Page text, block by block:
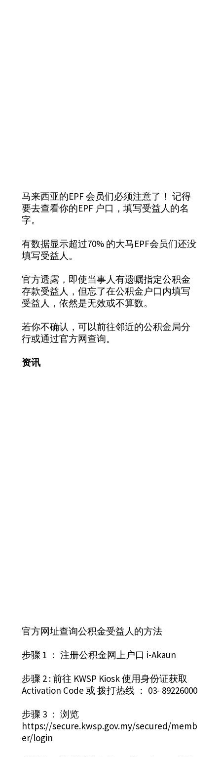
马来西亚的EPF 会员们必须注意了！ 记得
要去查看你的EPF 户口，填写受益人的名
字。
有数据显示超过70% 的大马EPF会员们还没
填写受益人。
官方透露，即使当事人有遗嘱指定公积金
存款受益人，但忘了在公积金户口内填写
受益人，依然是无效或不算数。
若你不确认，可以前往邻近的公积金局分
行或通过官方网查询。
资讯
官方网址查询公积金受益人的方法
步骤 1 ： 注册公积金网上户口 i-Akaun
步骤 2 : 前往 KWSP Kiosk 使用身份证获取
Activation Code 或 拨打热线 ： 03- 89226000
步骤 3 ： 浏览
https://secure.kwsp.gov.my/secured/memb
er/login